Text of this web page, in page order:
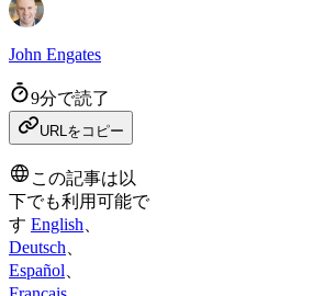
John Engates
9分で読了
URLをコピー
この記事は以
下でも利用可能で
す English
Deutsch
Español